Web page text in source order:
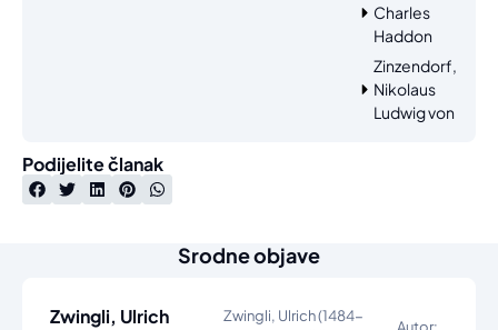
Charles
Haddon
Zinzendorf,
Nikolaus
Ludwig von
Podijelite članak
Srodne objave
Zwingli, Ulrich
Zwingli, Ulrich (1484-
Autor: